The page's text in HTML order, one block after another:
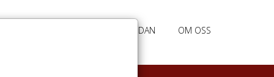
ANNONSERING HEMSIDAN OM OSS